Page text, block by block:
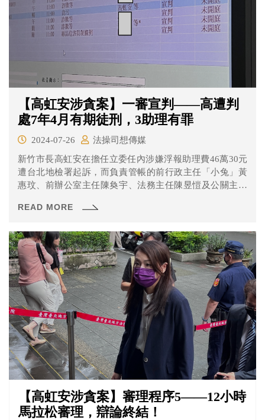
【高虹安涉貪案】一審宣判——高遭判
處7年4月有期徒刑，3助理有罪
2024-07-26
法操司想傳媒
新竹市長高虹安在擔任立委任內涉嫌浮報助理費46萬30元
遭台北地檢署起訴，而負責管帳的前行政主任「小兔」黃
惠玟、前辦公室主任陳奐宇、法務主任陳昱愷及公關主任
READ MORE
【高虹安涉貪案】審理程序5——12小時
馬拉松審理，辯論終結！